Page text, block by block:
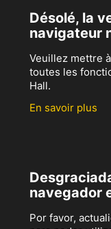
Désolé, la
navigateur
Veuillez mettre
toutes les
Hall.
En savoir plus
navegador
Por favor,